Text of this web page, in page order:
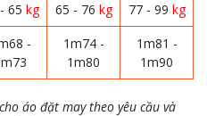
65 kg 65 - 76 kg 77 - 99 kg
-
1m74 -
1m80
1m81 -
1m90
áo đặt may theo yêu cầu và